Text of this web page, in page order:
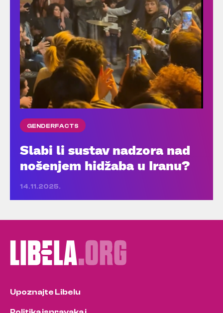
GENDERFACTS
Slabi li sustav nadzora nad
nošenjem hidžaba u Iranu?
14.11.2025.
Upoznajte Libelu